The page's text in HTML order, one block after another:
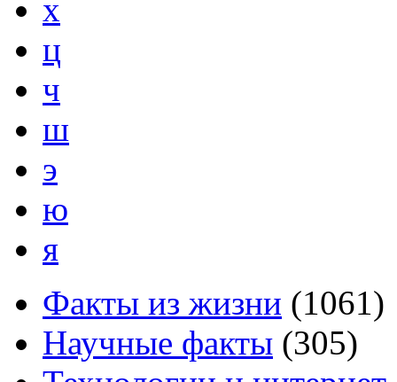
х
ц
ч
ш
э
ю
я
Факты из жизни (1061)
Научные факты (305)